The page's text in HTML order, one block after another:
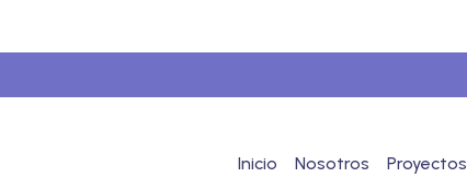
Inicio Nosotros Proyectos